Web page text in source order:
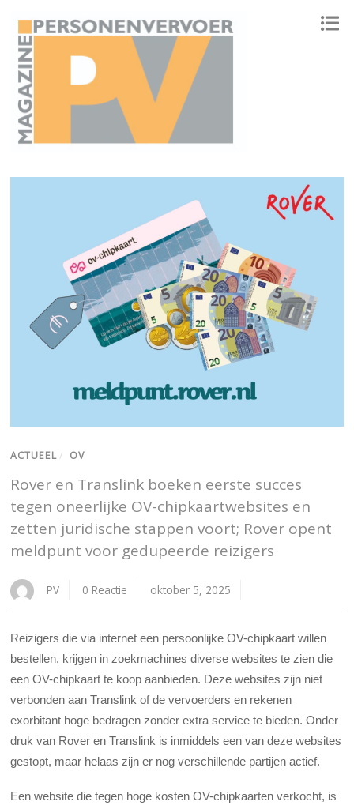
ACTUEEL / OV
Rover en Translink boeken eerste succes
tegen oneerlijke OV-chipkaartwebsites en
zetten juridische stappen voort; Rover opent
meldpunt voor gedupeerde reizigers
PV 0 Reactie oktober 5, 2025
Reizigers die via internet een persoonlijke OV-chipkaart willen
bestellen, krijgen in zoekmachines diverse websites te zien die
een OV-chipkaart te koop aanbieden. Deze websites zijn niet
verbonden aan Translink of de vervoerders en rekenen
exorbitant hoge bedragen zonder extra service te bieden. Onder
druk van Rover en Translink is inmiddels een van deze websites
gestopt, maar helaas zijn er nog verschillende partijen actief.
Een website die tegen hoge kosten OV-chipkaarten verkocht, is